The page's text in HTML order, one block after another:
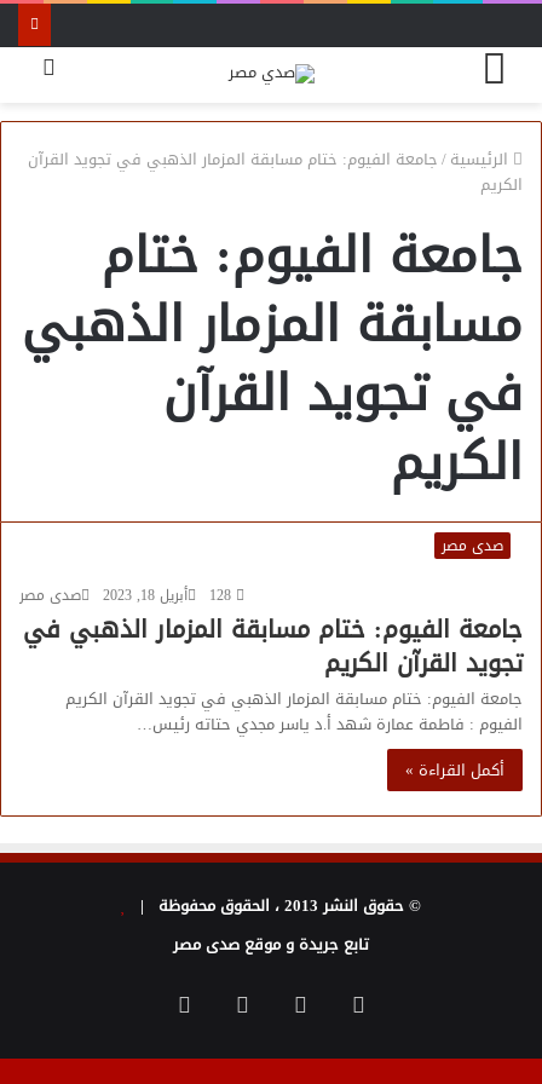
الرئيسية/جامعة الفيوم: ختام مسابقة المزمار الذهبي في تجويد القرآن
الكريم
جامعة الفيوم: ختام
مسابقة المزمار الذهبي
في تجويد القرآن
الكريم
صدى مصر
صدى مصر
أبريل 18, 2023
جامعة الفيوم: ختام مسابقة المزمار الذهبي في
تجويد القرآن الكريم
جامعة الفيوم: ختام مسابقة المزمار الذهبي في تجويد القرآن الكريم
الفيوم : فاطمة عمارة شهد أ.د ياسر مجدي حتاته رئيس…
أكمل القراءة »
© حقوق النشر 2013 ، الحقوق محفوظة |
تابع جريدة و موقع صدى مصر
فيسبوك يوتيوب